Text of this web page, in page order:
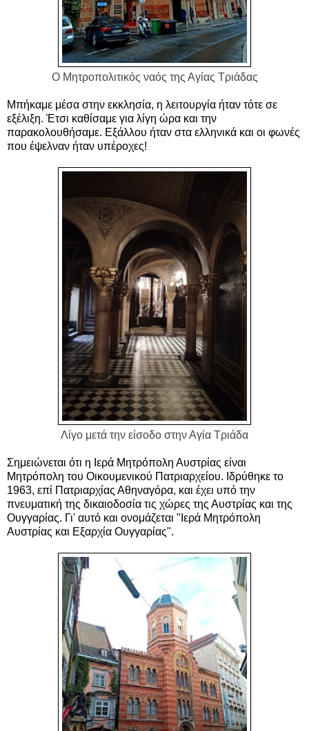
Ο Μητροπολιτικός ναός της Αγίας Τριάδας
Μπήκαμε μέσα στην εκκλησία, η λειτουργία ήταν τότε σε
εξέλιξη. Έτσι καθίσαμε για λίγη ώρα και την
παρακολουθήσαμε. Εξάλλου ήταν στα ελληνικά και οι φωνές
που έψελναν ήταν υπέροχες!
Λίγο μετά την είσοδο στην Αγία Τριάδα
Σημειώνεται ότι η Ιερά Μητρόπολη Αυστρίας είναι
Μητρόπολη του Οικουμενικού Πατριαρχείου. Ιδρύθηκε το
1963, επί Πατριαρχίας Αθηναγόρα, και έχει υπό την
πνευματική της δικαιοδοσία τις χώρες της Αυστρίας και της
Ουγγαρίας. Γι' αυτό και ονομάζεται "Ιερά Μητρόπολη
Αυστρίας και Εξαρχία Ουγγαρίας".